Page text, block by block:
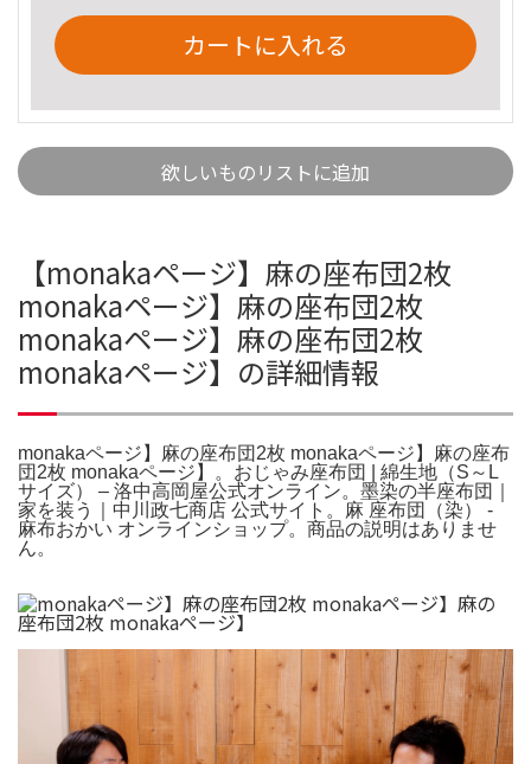
カートに入れる
欲しいものリストに追加
【monakaページ】麻の座布団2枚
monakaページ】麻の座布団2枚
monakaページ】麻の座布団2枚
monakaページ】の詳細情報
monakaページ】麻の座布団2枚 monakaページ】麻の座布
団2枚 monakaページ】。おじゃみ座布団 | 綿生地（S～L
サイズ） – 洛中高岡屋公式オンライン。墨染の半座布団｜
家を装う｜中川政七商店 公式サイト。麻 座布団（染） -
麻布おかい オンラインショップ。商品の説明はありませ
ん。